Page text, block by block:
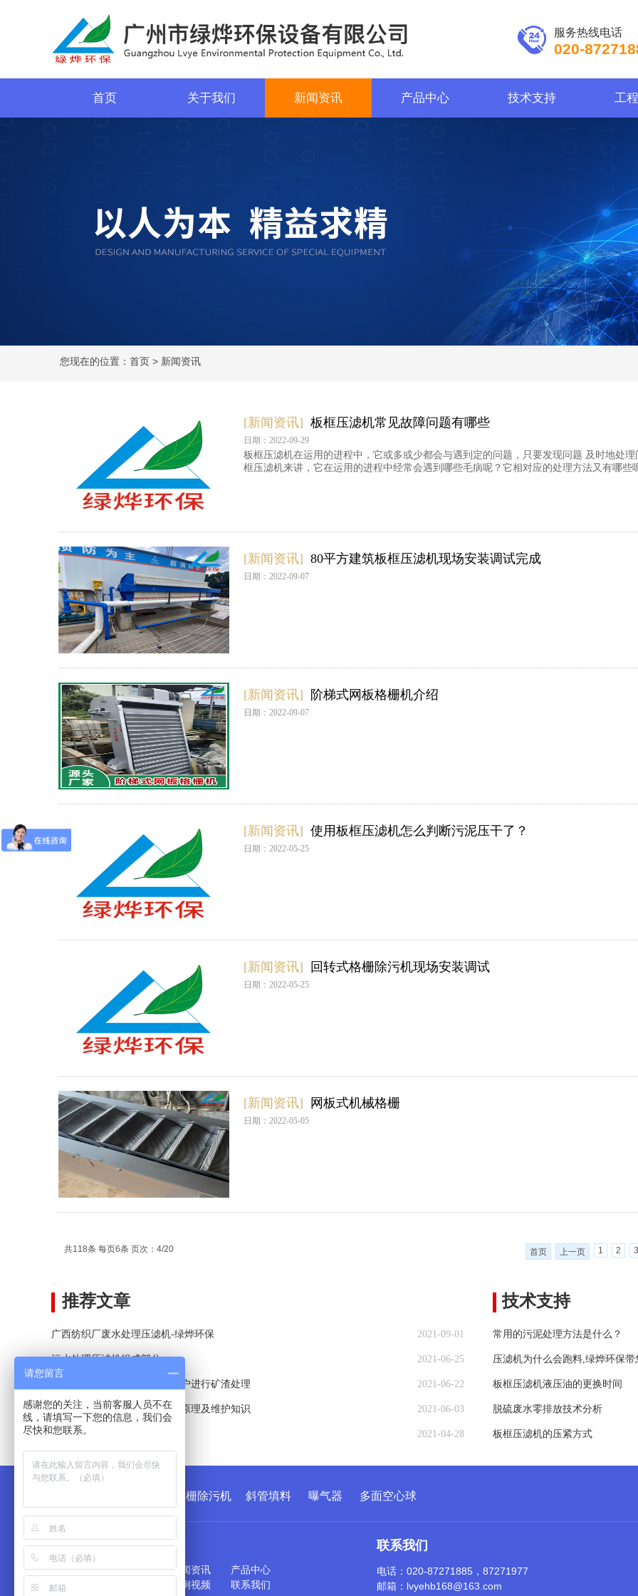
首页 关于我们 新闻资讯 产品中心 技术支持 工
服务热线电话
020-
推荐文章
您现在的位置： 首页 > 新闻资讯
广西纺织厂废水处理压滤机-绿烨环保 2021-09-01
污水处理压滤机组成部分 2021-06-25
绿烨隔膜压滤机为某煤矿厂客户进行矿渣处理 2021-06-22
污水处理机械细格栅除污机的原理及维护知识 2021-06-03
20平方板框压滤机 2021-04-28
常用的污泥处理方法是什么？
压滤机为什么会跑料,绿烨环保
板框压滤机液压油的更换时间
脱硫废水零排放技术分析
​板框压滤机的压紧方式
技术支持
[新闻资讯] 板框压滤机常见故障问题有哪些
日期：2022-09-29
板框压滤机在运用的进程中，它或多或少都会与遇到定的问题，只要发现问题 及时地处
框压滤机来讲，它在运用的进程中经常会遇到哪些毛病呢？它相对应的处理方法又有哪些
[新闻资讯] 80平方建筑板框压滤机现场安装调试完成
日期：2022-09-07
[新闻资讯] 阶梯式网板格栅机介绍
日期：2022-09-07
[新闻资讯] 使用板框压滤机怎么判断污泥压干了？
日期：2022-05-25
[新闻资讯] 回转式格栅除污机现场安装调试
日期：2022-05-25
[新闻资讯] 网板式机械格栅
日期：2022-05-05
共118条 每页6条 页次：4/20 首页 上一页 1 2 3
联系我们
电话：020-87271885，87271977
邮箱：lvyehb168@163.com
格栅除污机 斜管填料 曝气器 多面空心球
网站栏目
网站首页 关于我们 新闻资讯
产品中心
技术支持
案例视频 联系我们
请您留言
感谢您的关注，当前客服人员不在
线，请填写一下您的信息，我们会
尽快和您联系。